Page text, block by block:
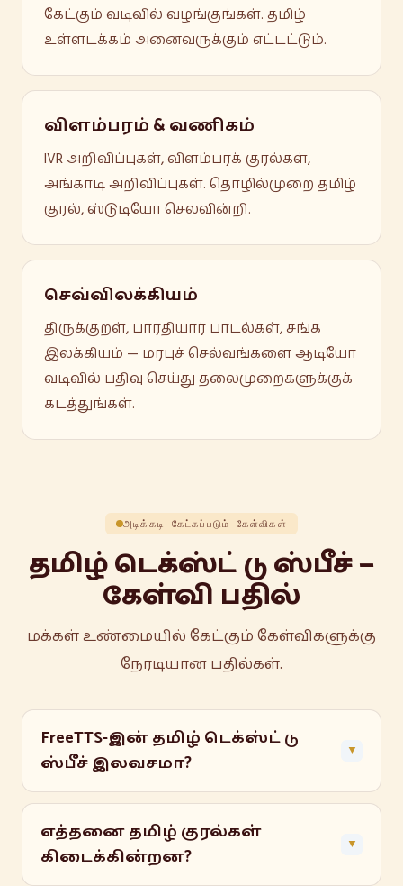
கேட்கும் வடிவில் வழங்குங்கள். தமிழ்
உள்ளடக்கம் அனைவருக்கும் எட்டட்டும்.
விளம்பரம் & வணிகம்
IVR அறிவிப்புகள், விளம்பரக் குரல்கள்,
அங்காடி அறிவிப்புகள். தொழில்முறை தமிழ்
குரல், ஸ்டுடியோ செலவின்றி.
செவ்விலக்கியம்
திருக்குறள், பாரதியார் பாடல்கள், சங்க
இலக்கியம் — மரபுச் செல்வங்களை ஆடியோ
வடிவில் பதிவு செய்து தலைமுறைகளுக்குக்
கடத்துங்கள்.
அடிக்கடி கேட்கப்படும் கேள்விகள்
தமிழ் டெக்ஸ்ட் டு ஸ்பீச் —
கேள்வி பதில்
மக்கள் உண்மையில் கேட்கும் கேள்விகளுக்கு
நேரடியான பதில்கள்.
FreeTTS-இன் தமிழ் டெக்ஸ்ட் டு
ஸ்பீச் இலவசமா?
▼
எத்தனை தமிழ் குரல்கள்
கிடைக்கின்றன?
▼